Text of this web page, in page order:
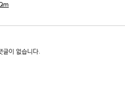
아리
글이 없습니다.